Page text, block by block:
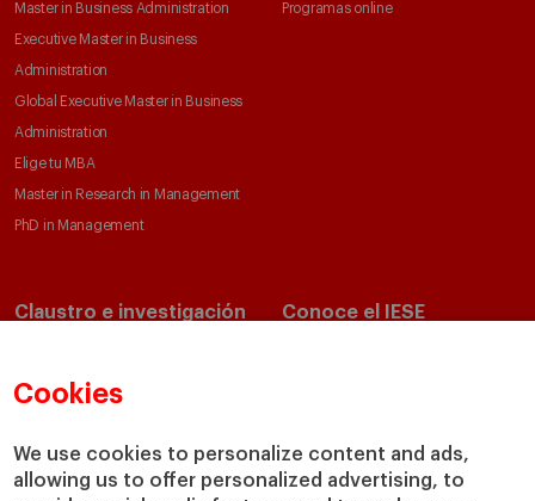
Cookies
We use cookies to personalize content and ads,
allowing us to offer personalized advertising, to
Master in Business Administration
Executive Master in Business
Administration
Global Executive Master in Business
Administration
Elige tu MBA
Master in Research in Management
PhD in Management
Programas online
Claustro e investigación
Departamentos académicos
Cátedras
IESE Insight
Conoce el IESE
Nuestro impacto
Colabora con el IESE